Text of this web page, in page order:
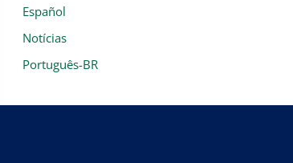
Español
Notícias
Português-BR